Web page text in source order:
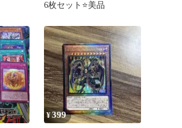
6枚セット⭐️美品
¥399